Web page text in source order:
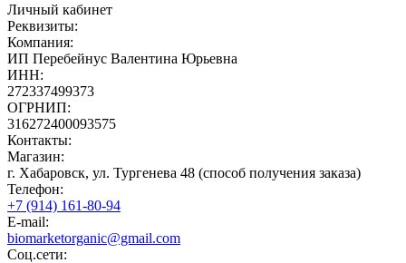
Личный кабинет
Реквизиты:
Компания:
ИП Перебейнус Валентина Юрьевна
ИНН:
272337499373
ОГРНИП:
316272400093575
Контакты:
Магазин:
г. Хабаровск, ул. Тургенева 48 (способ получения заказа)
Телефон:
+7 (914) 161-80-94
E-mail:
biomarketorganic@gmail.com
Соц.сети: